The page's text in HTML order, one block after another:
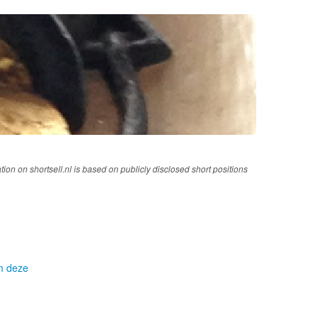
on shortsell.nl is based on publicly disclosed short positions
deze